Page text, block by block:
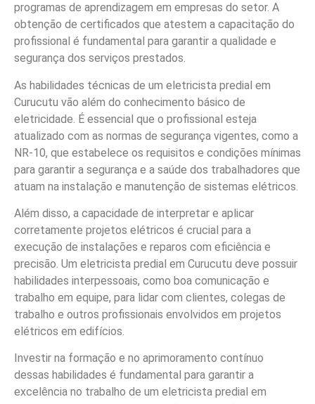
programas de aprendizagem em empresas do setor. A
obtenção de certificados que atestem a capacitação do
profissional é fundamental para garantir a qualidade e
segurança dos serviços prestados.
As habilidades técnicas de um eletricista predial em
Curucutu vão além do conhecimento básico de
eletricidade. É essencial que o profissional esteja
atualizado com as normas de segurança vigentes, como a
NR-10, que estabelece os requisitos e condições mínimas
para garantir a segurança e a saúde dos trabalhadores que
atuam na instalação e manutenção de sistemas elétricos.
Além disso, a capacidade de interpretar e aplicar
corretamente projetos elétricos é crucial para a
execução de instalações e reparos com eficiência e
precisão. Um eletricista predial em Curucutu deve possuir
habilidades interpessoais, como boa comunicação e
trabalho em equipe, para lidar com clientes, colegas de
trabalho e outros profissionais envolvidos em projetos
elétricos em edifícios.
Investir na formação e no aprimoramento contínuo
dessas habilidades é fundamental para garantir a
excelência no trabalho de um eletricista predial em